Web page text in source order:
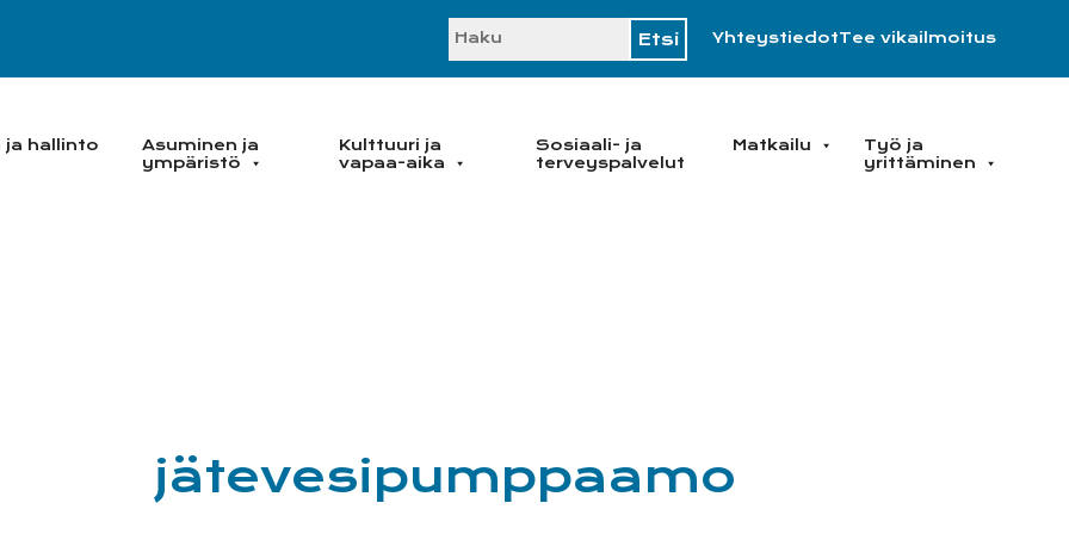
SEARCH
YhteystiedotTee vikailmoitus
ja hallinto
Asuminen ja
ympäristö
Kulttuuri ja
vapaa-aika
Sosiaali- ja
terveyspalvelut
Matkailu
Työ ja
yrittäminen
jätevesipumppaamo